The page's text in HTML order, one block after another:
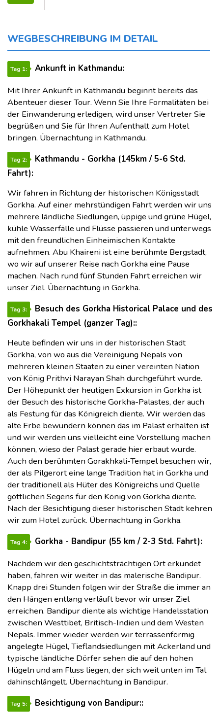
WEGBESCHREIBUNG IM DETAIL
Tag 1:
Ankunft in Kathmandu:
Mit Ihrer Ankunft in Kathmandu beginnt bereits das
Abenteuer dieser Tour. Wenn Sie Ihre Formalitäten bei
der Einwanderung erledigen, wird unser Vertreter Sie
begrüßen und Sie für Ihren Aufenthalt zum Hotel
bringen. Übernachtung in Kathmandu.
Tag 2:
Kathmandu - Gorkha (145km / 5-6 Std.
Fahrt):
Wir fahren in Richtung der historischen Königsstadt
Gorkha. Auf einer mehrstündigen Fahrt werden wir uns
mehrere ländliche Siedlungen, üppige und grüne Hügel,
kühle Wasserfälle und Flüsse passieren und unterwegs
mit den freundlichen Einheimischen Kontakte
aufnehmen. Abu Khaireni ist eine berühmte Bergstadt,
wo wir auf unserer Reise nach Gorkha eine Pause
machen. Nach rund fünf Stunden Fahrt erreichen wir
unser Ziel. Übernachtung in Gorkha.
Tag 3:
Besuch des Gorkha Historical Palace und des
Gorkhakali Tempel (ganzer Tag)::
Heute befinden wir uns in der historischen Stadt
Gorkha, von wo aus die Vereinigung Nepals von
mehreren kleinen Staaten zu einer vereinten Nation
von König Prithvi Narayan Shah durchgeführt wurde.
Der Höhepunkt der heutigen Exkursion in Gorkha ist
der Besuch des historische Gorkha-Palastes, der auch
als Festung für das Königreich diente. Wir werden das
alte Erbe bewundern können das im Palast erhalten ist
und wir werden uns vielleicht eine Vorstellung machen
können, wieso der Palast gerade hier erbaut wurde.
Auch den berühmten Gorakhkali-Tempel besuchen wir,
der als Pilgerort eine lange Tradition hat in Gorkha und
der traditionell als Hüter des Königreichs und Quelle
göttlichen Segens für den König von Gorkha diente.
Nach der Besichtigung dieser historischen Stadt kehren
wir zum Hotel zurück. Übernachtung in Gorkha.
Tag 4:
Gorkha - Bandipur (55 km / 2-3 Std. Fahrt):
Nachdem wir den geschichtsträchtigen Ort erkundet
haben, fahren wir weiter in das malerische Bandipur.
Knapp drei Stunden folgen wir der Straße die immer an
den Hängen entlang verläuft bevor wir unser Ziel
erreichen. Bandipur diente als wichtige Handelsstation
zwischen Westtibet, Britisch-Indien und dem Westen
Nepals. Immer wieder werden wir terrassenförmig
angelegte Hügel, Tieflandsiedlungen mit Ackerland und
typische ländliche Dörfer sehen die auf den hohen
Hügeln und am Fluss liegen, der sich weit unten im Tal
dahinschlängelt. Übernachtung in Bandipur.
Tag 5:
Besichtigung von Bandipur::